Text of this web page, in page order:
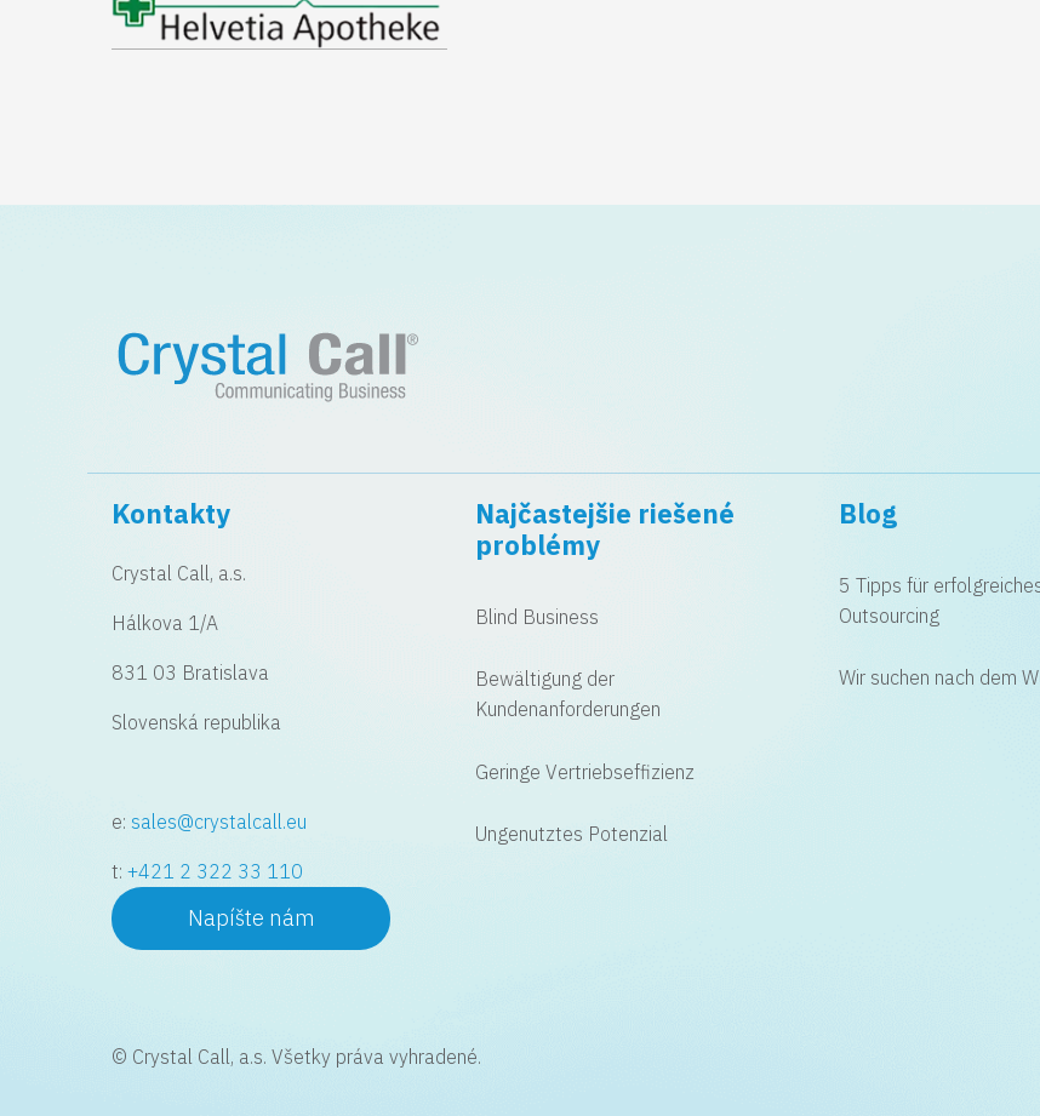
Kontakty
Crystal Call, a.s.
Hálkova 1/A
831 03 Bratislava
Slovenská republika
e: sales@crystalcall.eu
t: +421 2 322 33 110
Napíšte nám
Najčastejšie riešené
problémy
Blind Business
Bewältigung der
Kundenanforderungen
Geringe Vertriebseffizienz
Ungenutztes Potenzial
Blog
5 Tipps für
Outsourcing
Wir suchen nach dem
© Crystal Call, a.s. Všetky práva vyhradené.